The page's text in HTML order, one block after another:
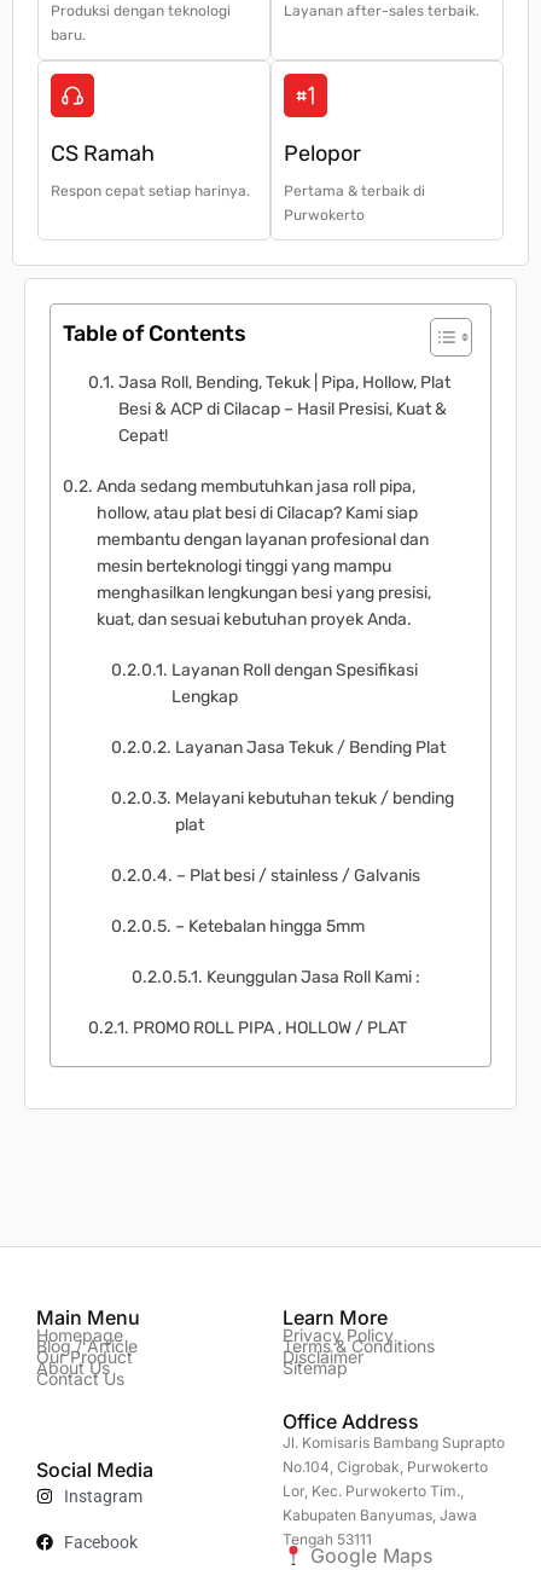
Table of Contents
Jasa Roll, Bending, Tekuk | Pipa, Hollow, Plat
Besi & ACP di Cilacap – Hasil Presisi, Kuat &
Cepat!
Anda sedang membutuhkan jasa roll pipa,
hollow, atau plat besi di Cilacap? Kami siap
membantu dengan layanan profesional dan
mesin berteknologi tinggi yang mampu
menghasilkan lengkungan besi yang presisi,
kuat, dan sesuai kebutuhan proyek Anda.
Layanan Roll dengan Spesifikasi
Lengkap
Layanan Jasa Tekuk / Bending Plat
Melayani kebutuhan tekuk / bending
plat
– Plat besi / stainless / Galvanis
– Ketebalan hingga 5mm
Keunggulan Jasa Roll Kami :
PROMO ROLL PIPA , HOLLOW / PLAT
Produksi dengan teknologi
baru.
Layanan after-sales terbaik.
CS Ramah
Respon cepat setiap harinya.
Pelopor
Pertama & terbaik di
Purwokerto
Main Menu
Homepage
Blog / Article
Our Product
About Us
Contact Us
Learn More
Privacy Policy
Terms & Conditions
Disclaimer
Sitemap
Social Media
Instagram
Facebook
Office Address
Jl. Komisaris Bambang Suprapto
No.104, Cigrobak, Purwokerto
Lor, Kec. Purwokerto Tim.,
Kabupaten Banyumas, Jawa
Tengah 53111
Google Maps